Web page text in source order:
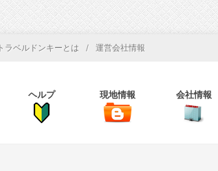
トラベルドンキーとは / 運営会社情報
ヘルプ 現地情報 会社情報